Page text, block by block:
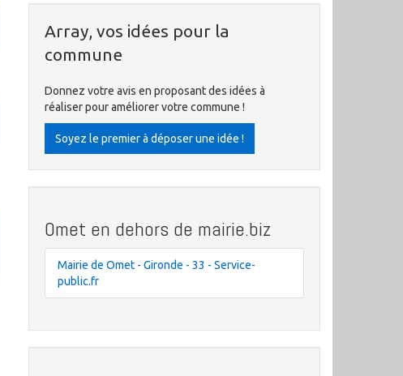
Array, vos idées pour la
commune
Donnez votre avis en proposant des idées à
réaliser pour améliorer votre commune !
Soyez le premier à déposer une idée !
Omet en dehors de mairie.biz
Mairie de Omet - Gironde - 33 - Service-
public.fr